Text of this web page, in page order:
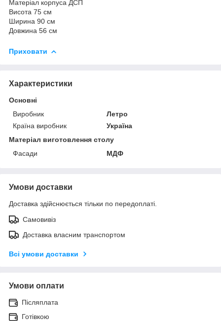
Матеріал корпуса ДСП
Висота 75 см
Ширина 90 см
Довжина 56 см
Приховати
Характеристики
Основні
Виробник
Летро
Країна виробник
Україна
Матеріал виготовлення столу
Фасади
МДФ
Умови доставки
Доставка здійснюється тільки по передоплаті.
Самовивіз
Доставка власним транспортом
Всі умови доставки
Умови оплати
Післяплата
Готівкою